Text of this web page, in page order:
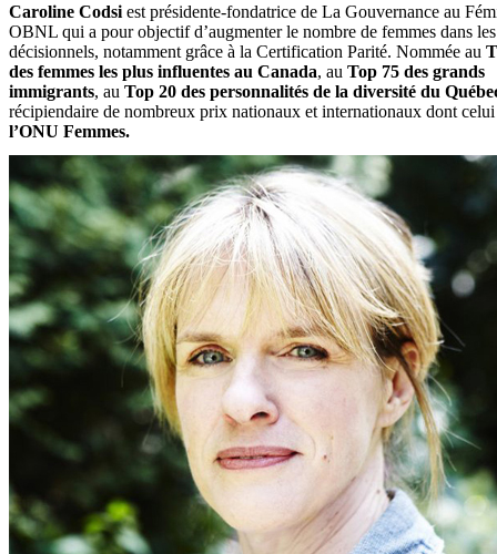
Caroline Codsi est présidente-fondatrice de La Gouvernance au
OBNL qui a pour objectif d’augmenter le nombre de femmes dans
décisionnels, notamment grâce à la Certification Parité. Nommée au
des femmes les plus influentes au Canada, au Top 75 des grands
immigrants, au Top 20 des personnalités de la diversité du
récipiendaire de nombreux prix nationaux et internationaux dont
l’ONU Femmes.